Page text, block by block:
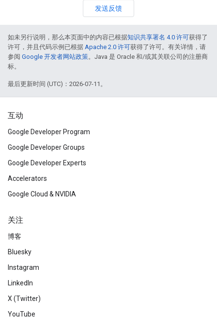
发送反馈
如未另行说明，那么本页面中的内容已根据知识共享署名 4.0 许可获得了
许可，并且代码示例已根据 Apache 2.0 许可获得了许可。有关详情，请
参阅 Google 开发者网站政策。Java 是 Oracle 和/或其关联公司的注册商
标。
最后更新时间 (UTC)：2026-07-11。
互动
Google Developer Program
Google Developer Groups
Google Developer Experts
Accelerators
Google Cloud & NVIDIA
关注
博客
Bluesky
Instagram
LinkedIn
X (Twitter)
YouTube